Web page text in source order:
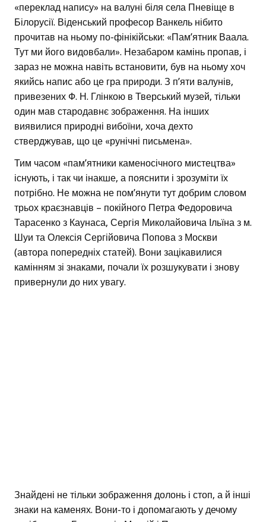
«переклад напису» на валуні біля села Пневіще в
Білорусії. Віденський професор Ванкель нібито
прочитав на ньому по-фінікійськи: «Пам’ятник Ваала.
Тут ми його видовбали». Незабаром камінь пропав, і
зараз не можна навіть встановити, був на ньому хоч
якийсь напис або це гра природи. З п’яти валунів,
привезених Ф. Н. Глінкою в Тверський музей, тільки
один мав стародавнє зображення. На інших
виявилися природні вибоїни, хоча дехто
стверджував, що це «рунічні письмена».
Тим часом «пам’ятники каменосічного мистецтва»
існують, і так чи інакше, а пояснити і зрозуміти їх
потрібно. Не можна не пом’янути тут добрим словом
трьох краєзнавців – покійного Петра Федоровича
Тарасенко з Каунаса, Сергія Миколайовича Ільїна з м.
Шуи та Олексія Сергійовича Попова з Москви
(автора попередніх статей). Вони зацікавилися
камінням зі знаками, почали їх розшукувати і знову
привернули до них увагу.
Знайдені не тільки зображення долонь і стоп, а й інші
знаки на каменях. Вони-то і допомагають у дечому